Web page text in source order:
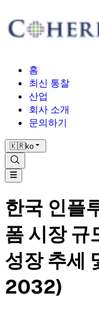
홈
최신 통찰
산업
회사 소개
문의하기
🇰🇷ko
한국 인플
폼 시장 규
성장 추세
2032)